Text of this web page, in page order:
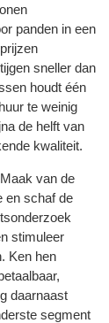
panden in een
sneller dan
houdt één
te weinig
de helft van
kwaliteit.
van de
en schaf de
stimuleer
Ken hen
daarnaast
segment